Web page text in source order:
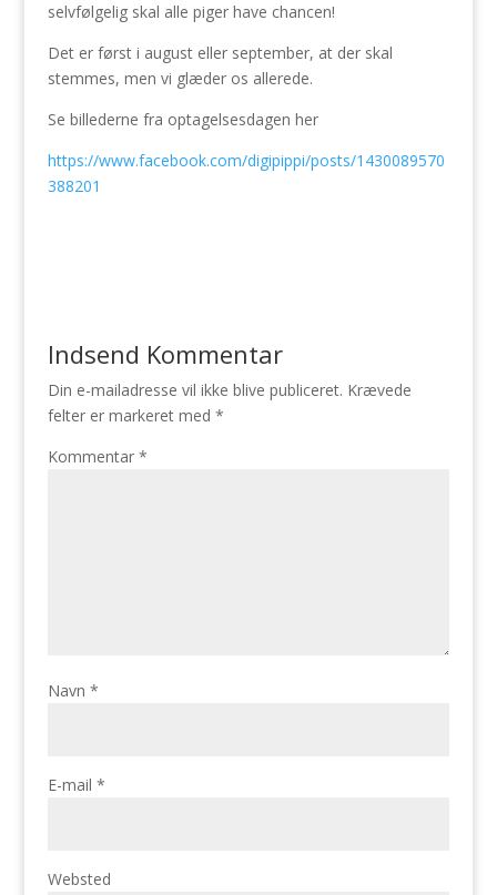
selvfølgelig skal alle piger have chancen!
Det er først i august eller september, at der skal
stemmes, men vi glæder os allerede.
Se billederne fra optagelsesdagen her
https://www.facebook.com/digipippi/posts/1430089570
388201
Indsend Kommentar
Din e-mailadresse vil ikke blive publiceret. Krævede
felter er markeret med *
Kommentar *
Navn *
E-mail *
Websted